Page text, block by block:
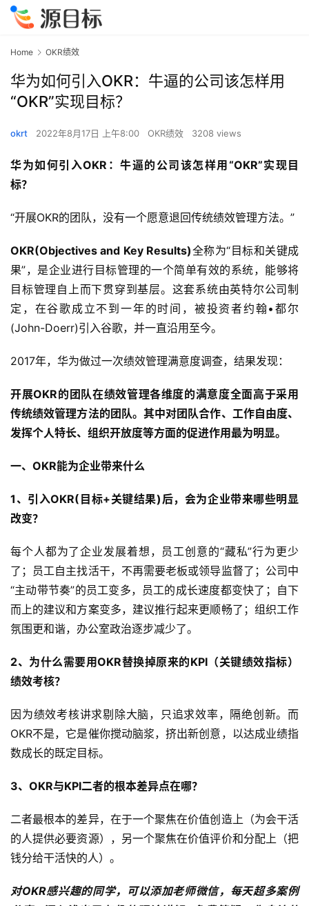
Home OKR绩效
华为如何引入OKR：牛逼的公司该怎样用
“OKR”实现目标？
okrt 2022年8月17日 上午8:00 OKR绩效 3208 views
华为如何引入OKR：牛逼的公司该怎样用“OKR”实现目
标？
“开展OKR的团队，没有一个愿意退回传统绩效管理方法。”
OKR(Objectives and Key Results)全称为“目标和关键成
果”，是企业进行目标管理的一个简单有效的系统，能够将
目标管理自上而下贯穿到基层。这套系统由英特尔公司制
定，在谷歌成立不到一年的时间，被投资者约翰•都尔
(John-Doerr)引入谷歌，并一直沿用至今。
2017年，华为做过一次绩效管理满意度调查，结果发现：
开展OKR的团队在绩效管理各维度的满意度全面高于采用
传统绩效管理方法的团队。其中对团队合作、工作自由度、
发挥个人特长、组织开放度等方面的促进作用最为明显。
一、OKR能为企业带来什么
1、引入OKR(目标+关键结果)后，会为企业带来哪些明显
改变？
每个人都为了企业发展着想，员工创意的“藏私”行为更少
了；员工自主找活干，不再需要老板或领导监督了；公司中
“主动带节奏”的员工变多，员工的成长速度都变快了；自下
而上的建议和方案变多，建议推行起来更顺畅了；组织工作
氛围更和谐，办公室政治逐步减少了。
2、为什么需要用OKR替换掉原来的KPI（关键绩效指标）
绩效考核？
因为绩效考核讲求剔除大脑，只追求效率，隔绝创新。而
OKR不是，它是催你搅动脑浆，挤出新创意，以达成业绩指
数成长的既定目标。
3、OKR与KPI二者的根本差异点在哪？
二者最根本的差异，在于一个聚焦在价值创造上（为会干活
的人提供必要资源），另一个聚焦在价值评价和分配上（把
钱分给干活快的人）。
对OKR感兴趣的同学，可以添加老师微信，每天超多案例